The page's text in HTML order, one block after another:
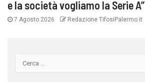
e la società vogliamo la Serie A”
7 Agosto 2026 Redazione TifosiPalermo.it